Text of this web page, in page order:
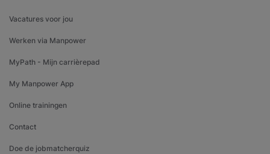
Vacatures voor jou
Werken via Manpower
MyPath - Mijn carrièrepad
My Manpower App
Online trainingen
Contact
Doe de jobmatcherquiz